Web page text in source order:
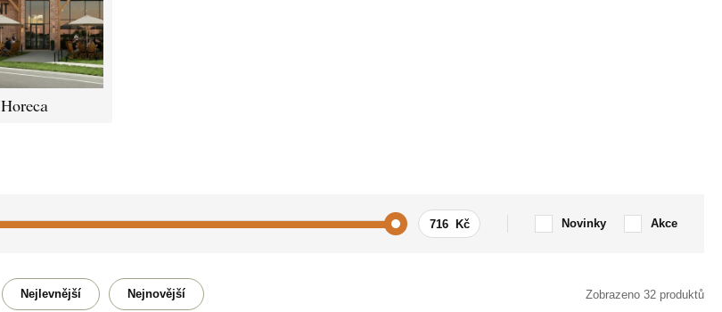
Horeca
Novinky Akce
Citát / Nápis
Nejlevnější Nejnovější Zobrazeno 32 produktů